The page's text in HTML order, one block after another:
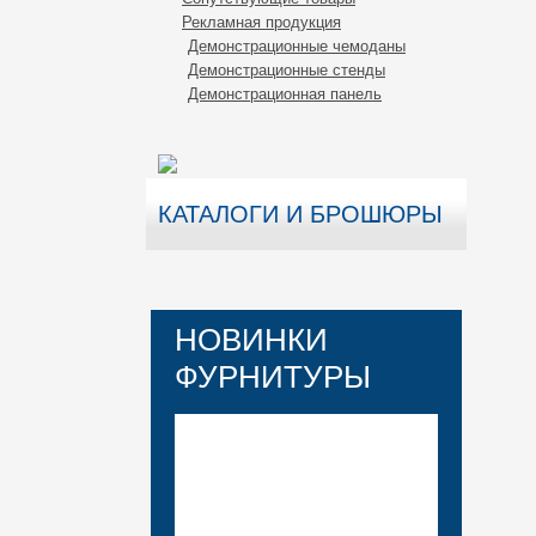
Рекламная продукция
Демонстрационные чемоданы
Демонстрационные стенды
Демонстрационная панель
КАТАЛОГИ И БРОШЮРЫ
НОВИНКИ
ФУРНИТУРЫ